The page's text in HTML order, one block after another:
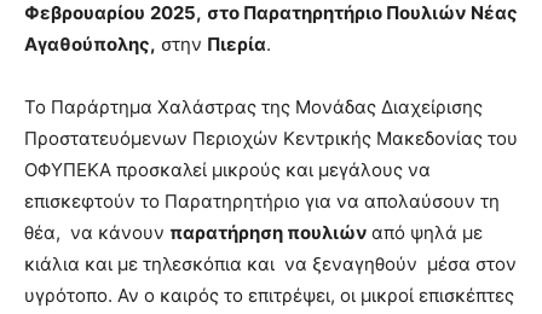
Φεβρουαρίου 2025, στο Παρατηρητήριο Πουλιών Νέας
Αγαθούπολης, στην Πιερία.
Το Παράρτημα Χαλάστρας της Μονάδας Διαχείρισης
Προστατευόμενων Περιοχών Κεντρικής Μακεδονίας του
ΟΦΥΠΕΚΑ προσκαλεί μικρούς και μεγάλους να
επισκεφτούν το Παρατηρητήριο για να απολαύσουν τη
θέα, να κάνουν παρατήρηση πουλιών από ψηλά με
κιάλια και με τηλεσκόπια και να ξεναγηθούν μέσα στον
υγρότοπο. Αν ο καιρός το επιτρέψει, οι μικροί επισκέπτες